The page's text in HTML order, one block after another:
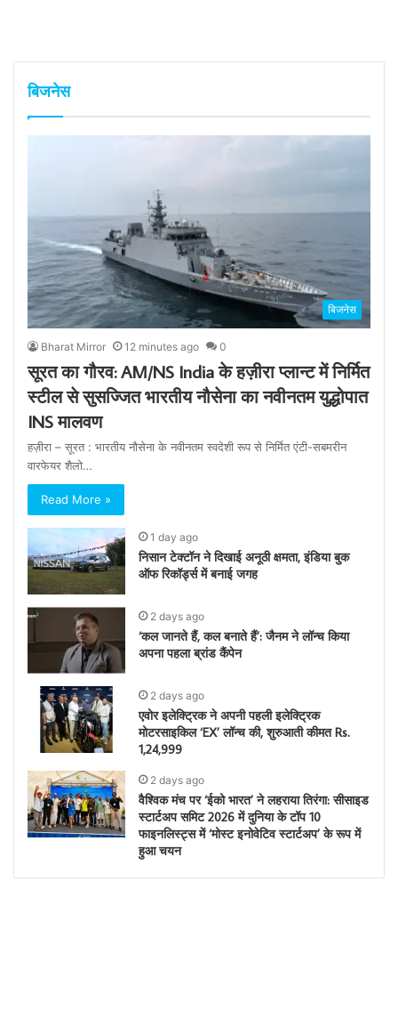
बिजनेस
बिजनेस
Bharat Mirror 12 minutes ago 0
सूरत का गौरव: AM/NS India के हज़ीरा प्लान्ट में निर्मित
स्टील से सुसज्जित भारतीय नौसेना का नवीनतम युद्धोपात
INS मालवण
हज़ीरा – सूरत : भारतीय नौसेना के नवीनतम स्वदेशी रूप से निर्मित एंटी-सबमरीन
वारफेयर शैलो…
Read More »
1 day ago
निसान टेक्टॉन ने दिखाई अनूठी क्षमता, इंडिया बुक
ऑफ रिकॉर्ड्स में बनाई जगह
2 days ago
‘कल जानते हैं, कल बनाते हैं’: जैनम ने लॉन्च किया
अपना पहला ब्रांड कैंपेन
2 days ago
एवोर इलेक्ट्रिक ने अपनी पहली इलेक्ट्रिक
मोटरसाइकिल ‘EX’ लॉन्च की, शुरुआती कीमत Rs.
1,24,999
2 days ago
वैश्विक मंच पर ‘ईको भारत’ ने लहराया तिरंगा: सीसाइड
स्टार्टअप समिट 2026 में दुनिया के टॉप 10
फाइनलिस्ट्स में ‘मोस्ट इनोवेटिव स्टार्टअप’ के रूप में
हुआ चयन